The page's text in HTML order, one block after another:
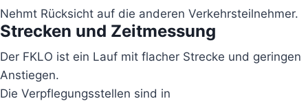
Nehmt Rücksicht auf die anderen Verkehrsteilnehmer.
Strecken und Zeitmessung
Der FKLO ist ein Lauf mit flacher Strecke und geringen
Anstiegen.
Die Verpflegungsstellen sind in